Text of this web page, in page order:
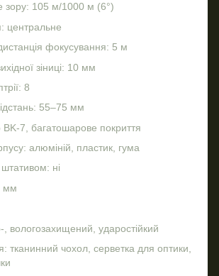
зору: 105 м/1000 м (6°)
центральне
фокусування: 5 м
зіниці: 10 мм
8
55–75 мм
7, багатошарове покриття
алюміній, пластик, гума
штативом: ні
мм
, вологозахищений, ударостійкий
тканинний чохол, серветка для оптики,